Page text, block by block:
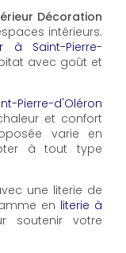
Décoration
intérieurs.
à Saint-Pierre-
avec goût et
Pierre-d'Oléron
et confort
varie en
à tout type
une literie de
en literie à
soutenir votre